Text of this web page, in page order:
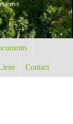
Contact